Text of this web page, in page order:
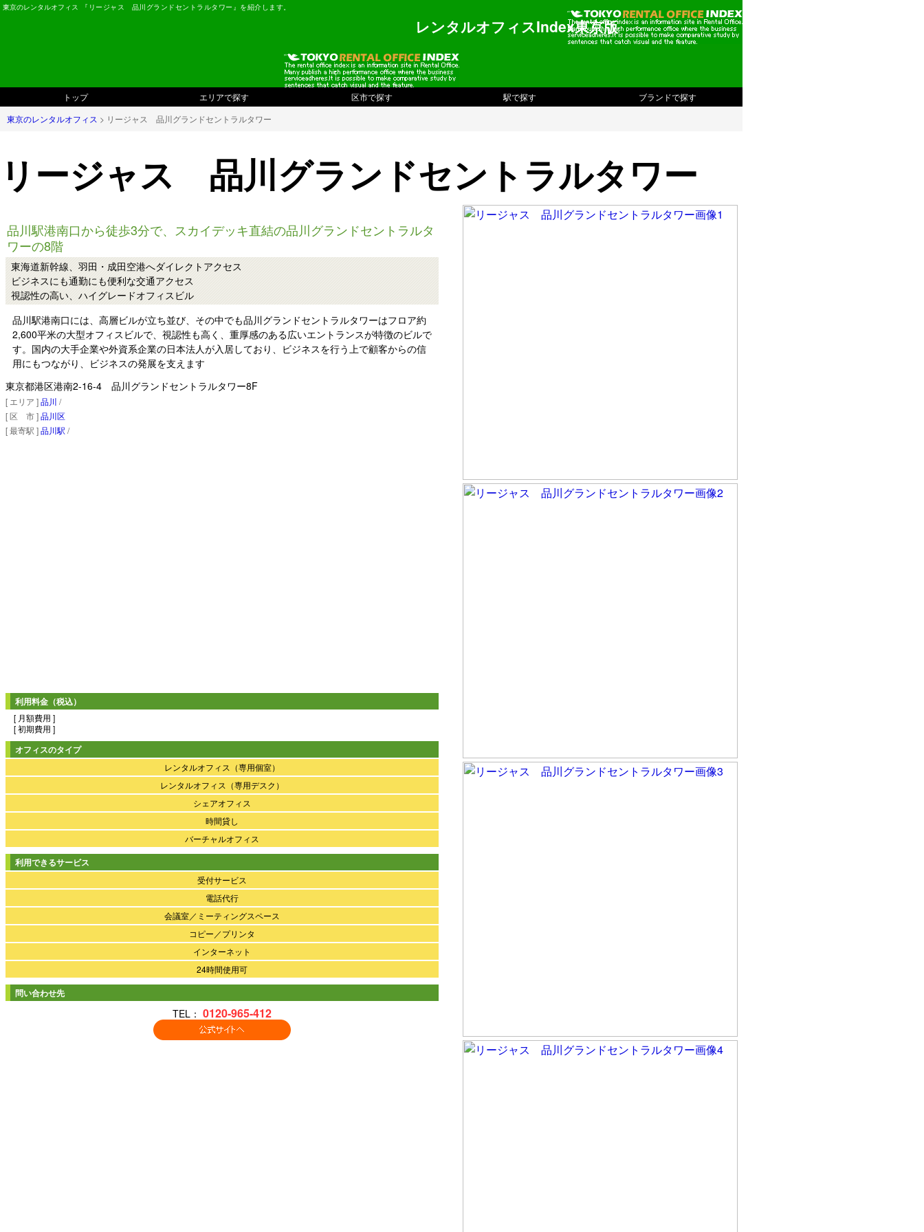
東京のレンタルオフィス 『リージャス 品川グランドセントラルタワー』を紹介します。
レンタルオフィスIndex東京版
トップ エリアで探す 区市で探す 駅で探す
ブランドで探す
東京のレンタルオフィス > リージャス 品川グランドセントラルタワー
リージャス 品川グランドセントラルタワー
品川駅港南口から徒歩3分で、スカイデッキ直結の品川グランドセントラルタ
ワーの8階
東海道新幹線、羽田・成田空港へダイレクトアクセス
ビジネスにも通勤にも便利な交通アクセス
視認性の高い、ハイグレードオフィスビル
品川駅港南口には、高層ビルが立ち並び、その中でも品川グランドセントラルタワーはフロア約
2,600平米の大型オフィスビルで、視認性も高く、重厚感のある広いエントランスが特徴のビルで
す。国内の大手企業や外資系企業の日本法人が入居しており、ビジネスを行う上で顧客からの信
用にもつながり、ビジネスの発展を支えます
東京都港区港南2-16-4 品川グランドセントラルタワー8F
[ エリア ]品川 /
[ 区 市 ]品川区
[ 最寄駅 ]品川駅 /
利用料金（税込）
[ 月額費用 ]
[ 初期費用 ]
オフィスのタイプ
レンタルオフィス（専用個室）
レンタルオフィス（専用デスク）
シェアオフィス
時間貸し
バーチャルオフィス
利用できるサービス
受付サービス
電話代行
会議室／ミーティングスペース
コピー／プリンタ
インターネット
24時間使用可
問い合わせ先
TEL： 0120-965-412